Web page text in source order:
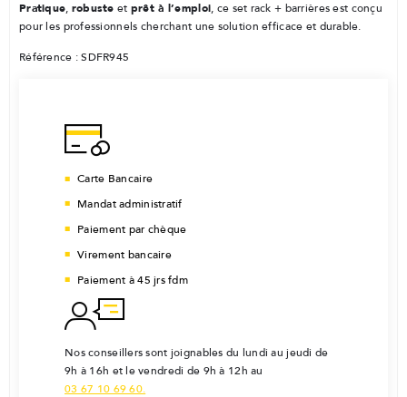
Pratique, robuste et prêt à l’emploi, ce set rack + barrières est conçu
pour les professionnels cherchant une solution efficace et durable.
Référence : SDFR945
Carte Bancaire
Mandat administratif
Paiement par chèque
Virement bancaire
Paiement à 45 jrs fdm
Nos conseillers sont joignables du lundi au jeudi de
9h à 16h et le vendredi de 9h à 12h au
03 67 10 69 60.